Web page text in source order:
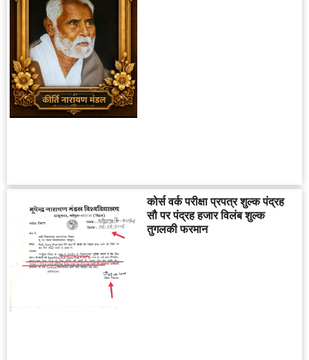
कोर्स वर्क परीक्षा प्रपत्र शुल्क पंद्रह
सौ पर पंद्रह हजार विलंब शुल्क
तुगलकी फरमान